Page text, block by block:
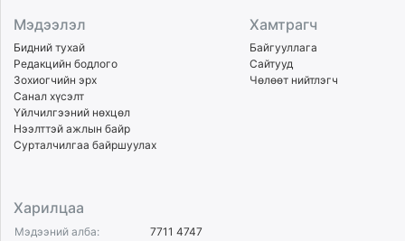
Мэдээлэл
Бидний тухай
Редакцийн бодлого
Зохиогчийн эрх
Санал хүсэлт
Үйлчилгээний нөхцөл
Нээлттэй ажлын байр
Сурталчилгаа байршуулах
Хамтрагч
Байгууллага
Сайтууд
Чөлөөт нийтлэгч
Харилцаа
Мэдээний алба:
7711 4747